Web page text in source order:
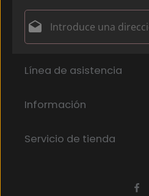
Dirección de correo
Al seleccionar continuar,
has aceptado nuestros
términos y condiciones
Los campos marcados con un
obligatorios.
Línea de asistencia
Información
Servicio de tienda